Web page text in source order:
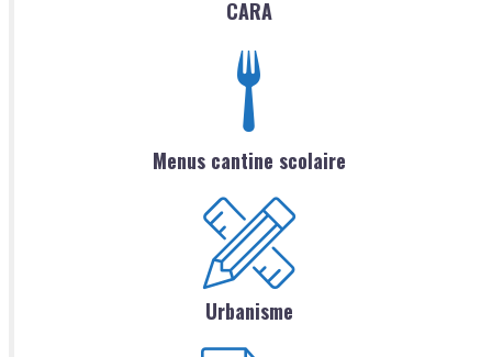
CARA
Menus cantine scolaire
Urbanisme